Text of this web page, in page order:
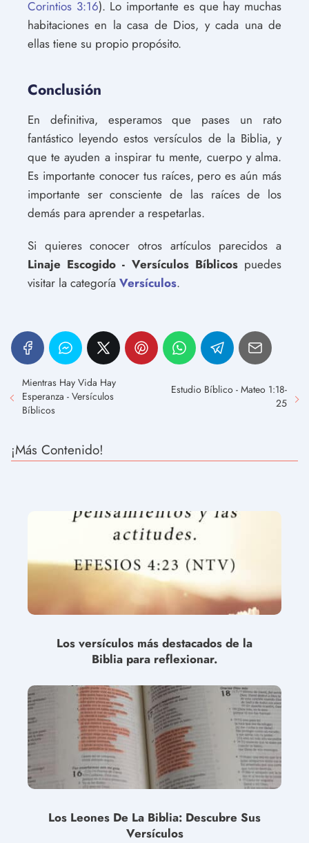
Corintios 3:16). Lo importante es que hay muchas
habitaciones en la casa de Dios, y cada una de
ellas tiene su propio propósito.
Conclusión
En definitiva, esperamos que pases un rato
fantástico leyendo estos versículos de la Biblia, y
que te ayuden a inspirar tu mente, cuerpo y alma.
Es importante conocer tus raíces, pero es aún más
importante ser consciente de las raíces de los
demás para aprender a respetarlas.
Si quieres conocer otros artículos parecidos a
Linaje Escogido - Versículos Bíblicospuedes
visitar la categoría Versículos.
Mientras Hay Vida Hay
Esperanza - Versículos
Bíblicos
Estudio Bíblico - Mateo 1:18-
25
¡Más Contenido!
Los versículos más destacados de la
Biblia para reflexionar.
Los Leones De La Biblia: Descubre Sus
Versículos